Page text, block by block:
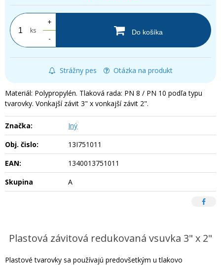
ks
+
-
Do košíka
Strážny pes Otázka na produkt
Materiál: Polypropylén. Tlaková rada: PN 8 / PN 10 podľa typu
tvarovky. Vonkajší závit 3" x vonkajší závit 2".
Značka:
Iný
Obj. čislo:
13I751011
EAN:
1340013751011
Skupina
A
Plastová závitová redukovaná vsuvka 3" x 2"
Plastové tvarovky sa používajú predovšetkým u tlakovo